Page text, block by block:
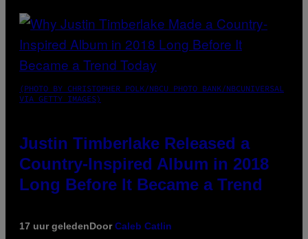
(PHOTO BY CHRISTOPHER POLK/NBCU PHOTO BANK/NBCUNIVERSAL
VIA GETTY IMAGES)
Justin Timberlake Released a
Country-Inspired Album in 2018
Long Before It Became a Trend
17 uur geledenDoorCaleb Catlin